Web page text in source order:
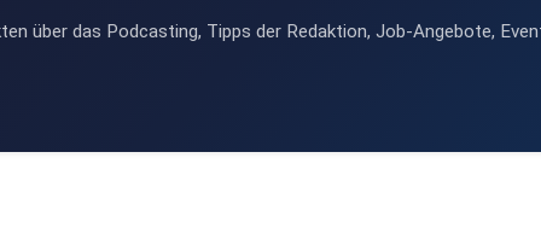
über das Podcasting, Tipps der Redaktion, Job-Angebote,